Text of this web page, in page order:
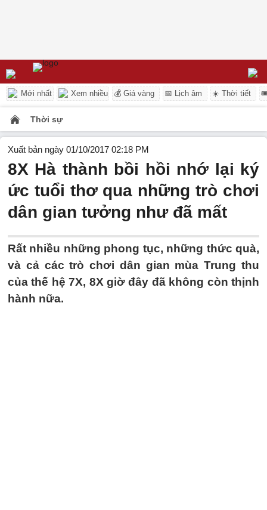
Mới nhất Xem nhiều 💰 Giá vàng 📅 Lịch âm ☀️ Thời tiết
Thời sự
Xuất bản ngày 01/10/2017 02:18 PM
8X Hà thành bồi hồi nhớ lại ký
ức tuổi thơ qua những trò chơi
dân gian tưởng như đã mất
Rất nhiều những phong tục, những thức quà,
và cả các trò chơi dân gian mùa Trung thu
của thế hệ 7X, 8X giờ đây đã không còn thịnh
hành nữa.